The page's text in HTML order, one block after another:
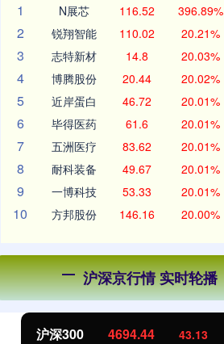
1
N展芯 116.52 396.89%
2 锐翔智能 110.02 20.21%
3 志特新材 14.8 20.03%
4 博腾股份 20.44 20.02%
5 近岸蛋白 46.72 20.01%
6 毕得医药 61.6 20.01%
7 五洲医疗 83.62 20.01%
8 耐科装备 49.67 20.01%
9 一博科技 53.33 20.01%
10 方邦股份 146.16 20.00%
沪深京行情 实时轮播
0.93% 北证50 1134.24